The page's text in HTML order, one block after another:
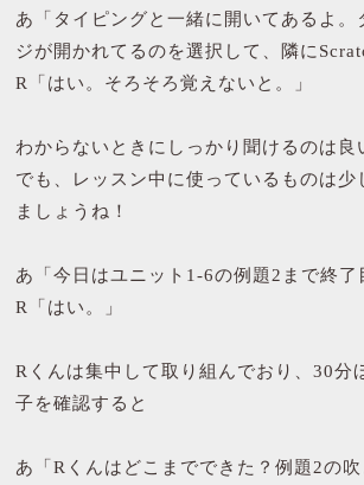
あ「タイピングと一緒に開いてあるよ。
ジが開かれてるのを選択して、隣に
R「はい。そろそろ覚えないと。」
わからないときにしっかり聞けるのは良
でも、レッスン中に使っているものは少
ましょうね！
あ「今日はユニット1-6の例題2まで終了
R「はい。」
Rくんは集中して取り組んでおり、30分
子を確認すると
あ「Rくんはどこまでできた？例題2の吹